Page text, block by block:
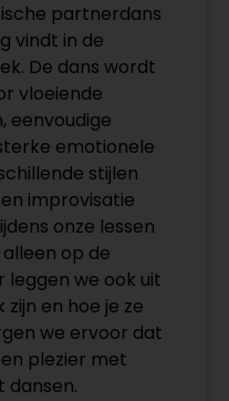
partnerdans
vindt in de
De dans wordt
vloeiende
eenvoudige
emotionele
stijlen
improvisatie
onze lessen
op de
leggen we ook uit
en hoe je ze
we ervoor dat
plezier met
dansen.